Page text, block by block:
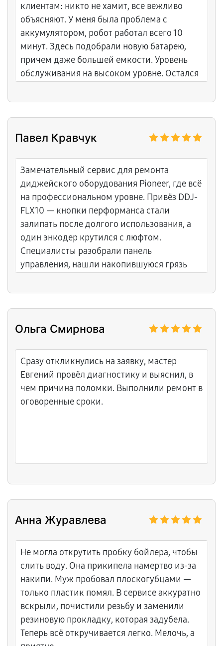
клиентам: никто не хамит, все вежливо
объясняют. У меня была проблема с
аккумулятором, робот работал всего 10
минут. Здесь подобрали новую батарею,
причем даже большей емкости. Уровень
обслуживания на высоком уровне. Остался
только сюда, если что-то сломается.
Павел Кравчук
Замечательный сервис для ремонта
диджейского оборудования Pioneer, где всё
на профессиональном уровне. Привёз DDJ-
FLX10 — кнопки перформанса стали
залипать после долгого использования, а
один энкодер крутился с люфтом.
Специалисты разобрали панель
управления, нашли накопившуюся грязь
энкодера. Провели ультразвуковую очистку,
вращающиеся элементы. Всё заняло пару
неожиданностей. Теперь кнопки мгновенно
отзываются, контроллер идеален для
живых сетов. Удобно, что предлагают
профилактику, персонал в теме.
Ольга Смирнова
Сразу откликнулись на заявку, мастер
Евгений провёл диагностику и выяснил, в
чем причина поломки. Выполнили ремонт в
оговоренные сроки.
Анна Журавлева
Не могла открутить пробку бойлера, чтобы
слить воду. Она прикипела намертво из-за
накипи. Муж пробовал плоскогубцами —
только пластик помял. В сервисе аккуратно
вскрыли, почистили резьбу и заменили
резиновую прокладку, которая задубела.
Теперь всё откручивается легко. Мелочь, а